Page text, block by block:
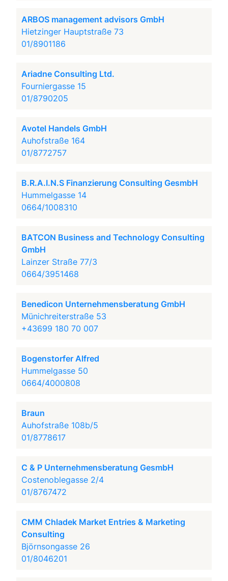
ARBOS management advisors GmbH
Hietzinger Hauptstraße 73
01/8901186
Ariadne Consulting Ltd.
Fourniergasse 15
01/8790205
Avotel Handels GmbH
Auhofstraße 164
01/8772757
B.R.A.I.N.S Finanzierung Consulting GesmbH
Hummelgasse 14
0664/1008310
BATCON Business and Technology Consulting
GmbH
Lainzer Straße 77/3
0664/3951468
Benedicon Unternehmensberatung GmbH
Münichreiterstraße 53
+43699 180 70 007
Bogenstorfer Alfred
Hummelgasse 50
0664/4000808
Braun
Auhofstraße 108b/5
01/8778617
C & P Unternehmensberatung GesmbH
Costenoblegasse 2/4
01/8767472
CMM Chladek Market Entries & Marketing
Consulting
Björnsongasse 26
01/8046201